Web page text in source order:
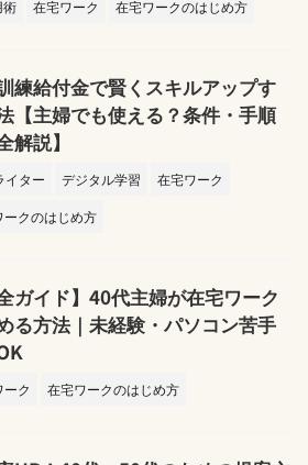
術 在宅ワーク 在宅ワークのはじめ方
練給付金で賢くスキルアップす
【主婦でも使える？条件・手順
解説】
イター デジタル学習
在宅ワーク
ークのはじめ方
ガイド】40代主婦が在宅ワーク
る方法｜未経験・パソコン苦手
ク 在宅ワークのはじめ方